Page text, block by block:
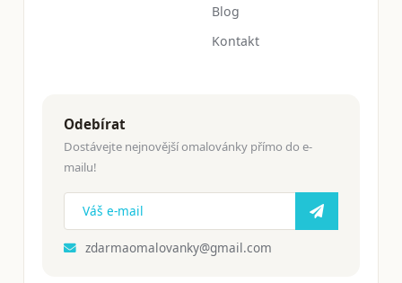
Blog
Kontakt
Odebírat
Dostávejte nejnovější omalovánky přímo do e-
mailu!
zdarmaomalovanky@gmail.com